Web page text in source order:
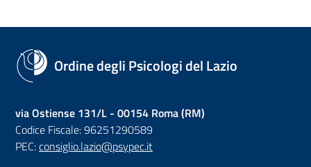
Ordine degli Psicologi del Lazio
via Ostiense 131/L - 00154 Roma (RM)
Codice Fiscale: 96251290589
PEC:consiglio.lazio@psypec.it